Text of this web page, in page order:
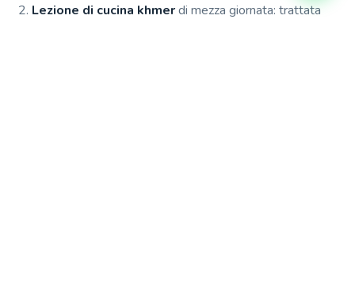
Lezione di cucina khmerdi mezza giornata: trattata